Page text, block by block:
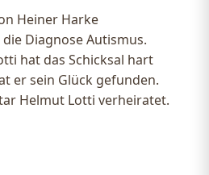
Heiner Harke
Diagnose Autismus.
hat das Schicksal hart
er sein Glück gefunden.
Helmut Lotti verheiratet.